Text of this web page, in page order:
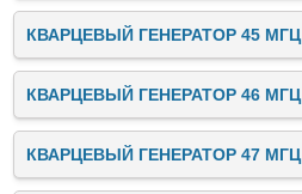
КВАРЦЕВЫЙ ГЕНЕРАТОР 45 МГЦ
КВАРЦЕВЫЙ ГЕНЕРАТОР 46 МГЦ
КВАРЦЕВЫЙ ГЕНЕРАТОР 47 МГЦ